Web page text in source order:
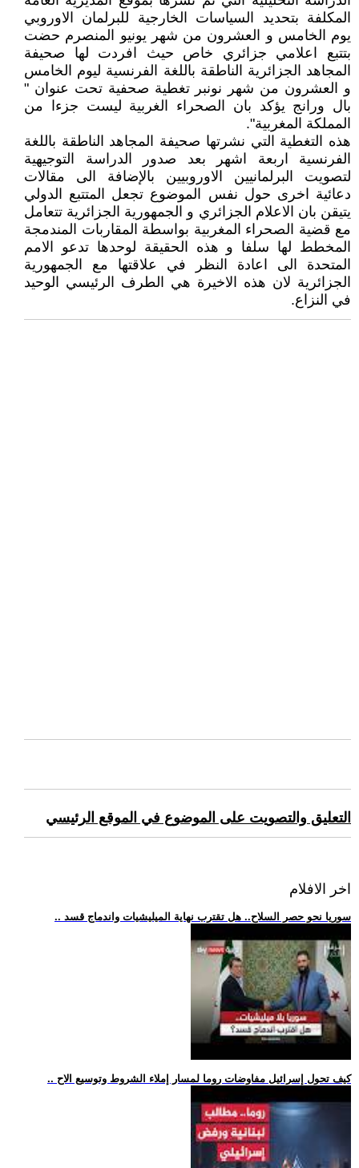
المكلفة بتحديد السياسات الخارجية للبرلمان الاوروبي
يوم الخامس و العشرون من شهر يونيو المنصرم حضت
بتتبع اعلامي جزائري خاص حيث افردت لها صحيفة
المجاهد الجزائرية الناطقة باللغة الفرنسية ليوم الخامس
و العشرون من شهر نونبر تغطية صحفية تحت عنوان "
بال ورانج يؤكد بان الصحراء الغربية ليست جزءا من
المملكة المغربية".
هذه التغطية التي نشرتها صحيفة المجاهد الناطقة باللغة
الفرنسية اربعة اشهر بعد صدور الدراسة التوجيهية
لتصويت البرلمانيين الاوروبيين بالإضافة الى مقالات
دعائية اخرى حول نفس الموضوع تجعل المتتبع الدولي
يتيقن بان الاعلام الجزائري و الجمهورية الجزائرية تتعامل
مع قضية الصحراء المغربية بواسطة المقاربات المندمجة
المخطط لها سلفا و هذه الحقيقة لوحدها تدعو الامم
المتحدة الى اعادة النظر في علاقتها مع الجمهورية
الجزائرية لان هذه الاخيرة هي الطرف الرئيسي الوحيد
في النزاع.
التعليق والتصويت على الموضوع في الموقع الرئيسي
اخر الافلام
.. سوريا نحو حصر السلاح.. هل تقترب نهاية الميليشيات واندماج قسد
.. كيف تحول إسرائيل مفاوضات روما لمسار إملاء الشروط وتوسيع الاح